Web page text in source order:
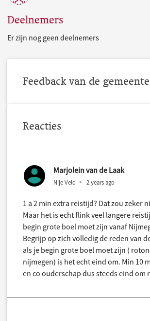
Deelnemers
Er zijn nog geen deelnemers
Feedback van de gemeente
Reacties
Marjolein van de Laak
Nije Veld 2 years ago
1 a 2 min extra reistijd? Dat zou zeker
Maar het is echt flink veel langere
begin grote boel moet zijn vanaf
Begrijp op zich volledig de reden van
als je begin grote boel moet zijn (
nijmegen) is het echt eind om. Min 10
en co ouderschap dus steeds eind om